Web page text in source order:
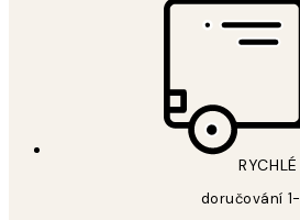
RYCHLÉ
doručování